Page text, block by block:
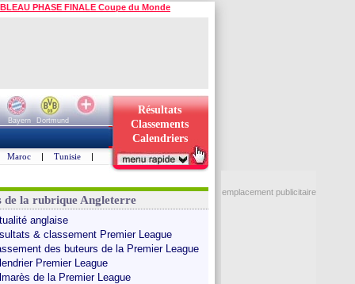
PHASE FINALE Coupe du Monde
Bayern
Dortmund
Résultats
Classements
Calendriers
Maroc | Tunisie |
de la rubrique Angleterre
anglaise
& classement Premier League
des buteurs de la Premier League
Premier League
de la Premier League
emplacement publicitaire